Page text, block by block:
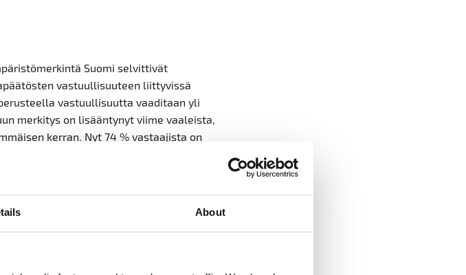
About
Suomi selvittivät
vastuullisuuteen liittyvissä
vastuullisuutta vaaditaan yli
merkitys on lisääntynyt viime vaaleista,
kerran. Nyt 74 % vastaajista on
hinnastakin huolimatta 68 %
sekä työllisyyteen liittyviä